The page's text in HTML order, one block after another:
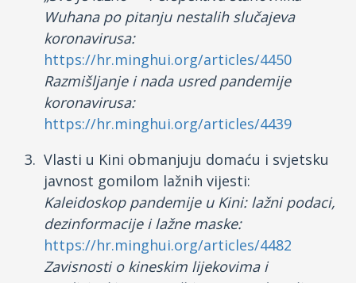
Wuhana po pitanju nestalih slučajeva
koronavirusa:
https://hr.minghui.org/articles/4450
Razmišljanje i nada usred pandemije
koronavirusa:
https://hr.minghui.org/articles/4439
Vlasti u Kini obmanjuju domaću i svjetsku
javnost gomilom lažnih vijesti:
Kaleidoskop pandemije u Kini: lažni podaci,
dezinformacije i lažne maske:
https://hr.minghui.org/articles/4482
Zavisnosti o kineskim lijekovima i